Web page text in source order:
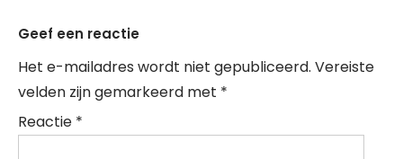
Geef een reactie
Het e-mailadres wordt niet gepubliceerd. Vereiste
velden zijn gemarkeerd met *
Reactie *